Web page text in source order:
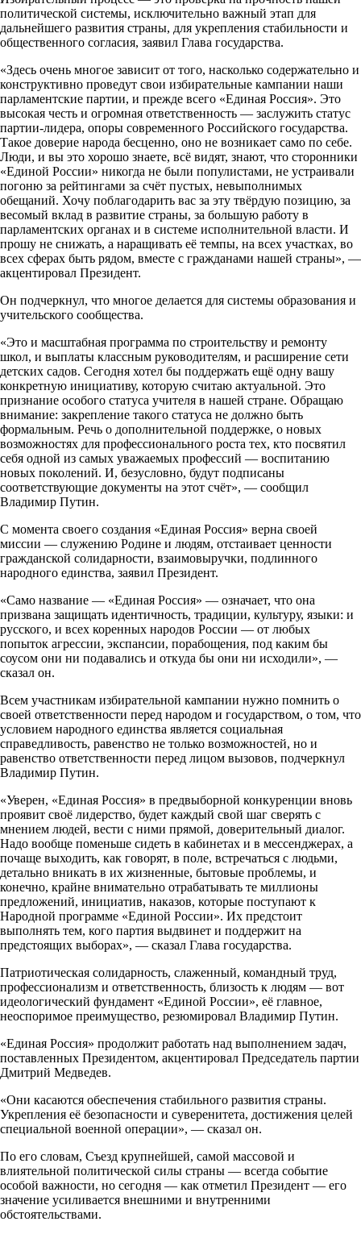
политической системы, исключительно важный этап для
дальнейшего развития страны, для укрепления стабильности и
общественного согласия, заявил Глава государства.
«Здесь очень многое зависит от того, насколько содержательно и
конструктивно проведут свои избирательные кампании наши
парламентские партии, и прежде всего «Единая Россия». Это
высокая честь и огромная ответственность — заслужить статус
партии-лидера, опоры современного Российского государства.
Такое доверие народа бесценно, оно не возникает само по себе.
Люди, и вы это хорошо знаете, всё видят, знают, что сторонники
«Единой России» никогда не были популистами, не устраивали
погоню за рейтингами за счёт пустых, невыполнимых
обещаний. Хочу поблагодарить вас за эту твёрдую позицию, за
весомый вклад в развитие страны, за большую работу в
парламентских органах и в системе исполнительной власти. И
прошу не снижать, а наращивать её темпы, на всех участках, во
всех сферах быть рядом, вместе с гражданами нашей страны», —
акцентировал Президент.
Он подчеркнул, что многое делается для системы образования и
учительского сообщества.
«Это и масштабная программа по строительству и ремонту
школ, и выплаты классным руководителям, и расширение сети
детских садов. Сегодня хотел бы поддержать ещё одну вашу
конкретную инициативу, которую считаю актуальной. Это
признание особого статуса учителя в нашей стране. Обращаю
внимание: закрепление такого статуса не должно быть
формальным. Речь о дополнительной поддержке, о новых
возможностях для профессионального роста тех, кто посвятил
себя одной из самых уважаемых профессий — воспитанию
новых поколений. И, безусловно, будут подписаны
соответствующие документы на этот счёт», — сообщил
Владимир Путин.
С момента своего создания «Единая Россия» верна своей
миссии — служению Родине и людям, отстаивает ценности
гражданской солидарности, взаимовыручки, подлинного
народного единства, заявил Президент.
«Само название — «Единая Россия» — означает, что она
призвана защищать идентичность, традиции, культуру, языки: и
русского, и всех коренных народов России — от любых
попыток агрессии, экспансии, порабощения, под каким бы
соусом они ни подавались и откуда бы они ни исходили», —
сказал он.
Всем участникам избирательной кампании нужно помнить о
своей ответственности перед народом и государством, о том, что
условием народного единства является социальная
справедливость, равенство не только возможностей, но и
равенство ответственности перед лицом вызовов, подчеркнул
Владимир Путин.
«Уверен, «Единая Россия» в предвыборной конкуренции вновь
проявит своё лидерство, будет каждый свой шаг сверять с
мнением людей, вести с ними прямой, доверительный диалог.
Надо вообще поменьше сидеть в кабинетах и в мессенджерах, а
почаще выходить, как говорят, в поле, встречаться с людьми,
детально вникать в их жизненные, бытовые проблемы, и
конечно, крайне внимательно отрабатывать те миллионы
предложений, инициатив, наказов, которые поступают к
Народной программе «Единой России». Их предстоит
выполнять тем, кого партия выдвинет и поддержит на
предстоящих выборах», — сказал Глава государства.
Патриотическая солидарность, слаженный, командный труд,
профессионализм и ответственность, близость к людям — вот
идеологический фундамент «Единой России», её главное,
неоспоримое преимущество, резюмировал Владимир Путин.
«Единая Россия» продолжит работать над выполнением задач,
поставленных Президентом, акцентировал Председатель партии
Дмитрий Медведев.
«Они касаются обеспечения стабильного развития страны.
Укрепления её безопасности и суверенитета, достижения целей
специальной военной операции», — сказал он.
По его словам, Съезд крупнейшей, самой массовой и
влиятельной политической силы страны — всегда событие
особой важности, но сегодня — как отметил Президент — его
значение усиливается внешними и внутренними
обстоятельствами.